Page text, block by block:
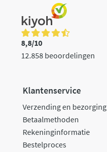
8,8/10
12.858 beoordelingen
Klantenservice
Verzending en bezorging
Betaalmethoden
Rekeninginformatie
Bestelproces